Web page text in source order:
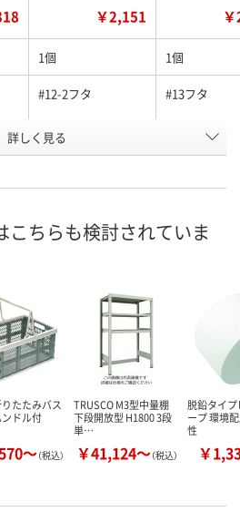
￥2,151
1個 1個
#12-2フタ #13フタ
ライトグレー オレンジ
カ
詳しく見る
こちらも検討されていま
たたみバス
ドル付
～（税込）
TRUSCO M3型中量棚
下段開放型 H1800 3段
単…
￥41,124～（税込）
脱鉛タイ
ープ 環境
性
￥